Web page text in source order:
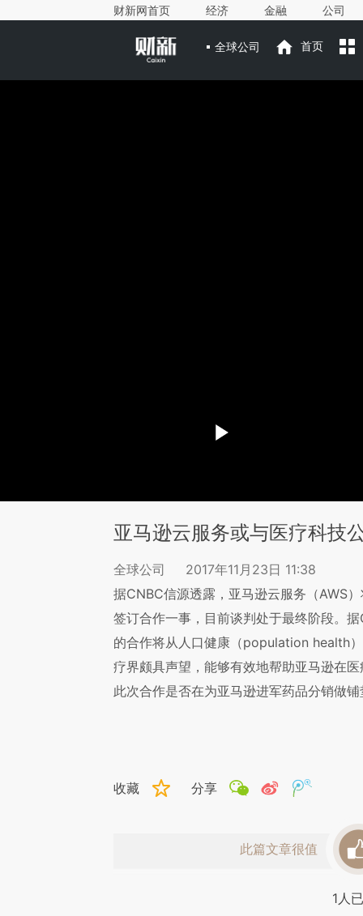
财新网首页 经济 金融 公司
全球公司 首页
亚马逊云服务或与医疗科技
全球公司
2017年11月23日 11:38
据CNBC信源透露，亚马逊云服务（AWS
签订合作一事，目前谈判处于最终阶段。
的合作将从人口健康（population health
疗界颇具声望，能够有效地帮助亚马逊在
此次合作是否在为亚马逊进军药品分销做铺
收藏 分享
此篇文章很值
1人